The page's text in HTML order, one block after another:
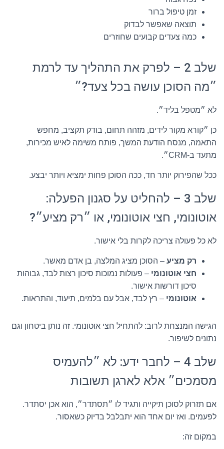
זמן טיפול ברור
תוצאה שאפשר לבדוק
כמה צעדים קבועים שחוזרים
שלב 2 – לפרק את התהליך עד לרמת
״מה הסוכן עושה בכל צעד?״
לא ״מטפל בליד״.
כן ״קורא מקור לידים, מזהה תחום, בודק תקציב, מחפש
התאמה, מנסח הודעת המשך, פותח משימה לאיש מכירות,
מתעד ב-CRM״.
ככל שהפירוק יותר חד, ככה הסוכן פחות ימציא ויותר יבצע.
שלב 3 – להחליט על סגנון הפעלה:
אוטונומי, חצי אוטונומי, או ״רק מציע״?
לא כל פעולה צריכה לקרות בלי אישור.
רק מציע – הסוכן מציג המלצה, בן אדם מאשר.
חצי אוטונומי – פעולות נמוכות סיכון רצות לבד, גבוהות
סיכון דורשות אישור.
אוטונומי – רץ לבד, אבל עם בלמים, תיעוד, והתראות.
הגישה המנצחת לרוב: להתחיל חצי אוטונומי. זה נותן ביטחון וגם
נתונים לשיפור.
שלב 4 – לחבר ידע: לא ״להעמיס
מסמכים״ אלא לארגן תשובות
אם תזרוק לסוכן תיקייה ותגיד לו ״תסתדר״, הוא אכן יסתדר.
לפעמים. ואז יום אחד הוא יתבלבל בדיוק כשאסור.
במקום זה: